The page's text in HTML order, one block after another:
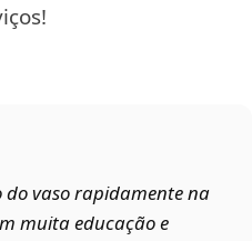
do vaso rapidamente na
muita educação e